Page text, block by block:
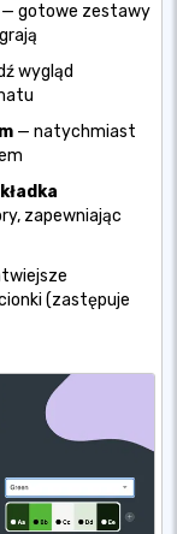
— gotowe zestawy
wygląd
— natychmiast
zapewniając
(zastępuje